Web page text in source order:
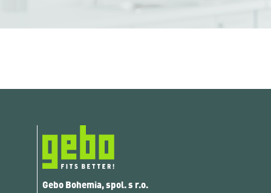
Gebo Bohemia, spol. s r.o.